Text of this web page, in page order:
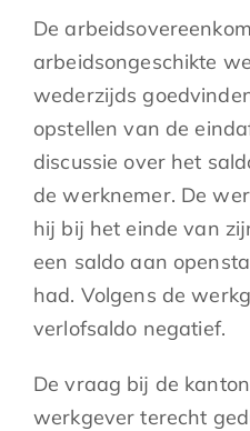
De
arbeidsongeschikte
wederzijds
opstellen van de
discussie over het
de werknemer. De
hij bij het einde van
een saldo aan
had. Volgens de
verlofsaldo negatief.
De vraag bij de
werkgever terecht